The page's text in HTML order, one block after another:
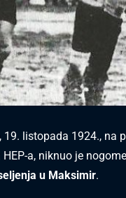
19. listopada 1924., na
a, niknuo je
u Maksimir.